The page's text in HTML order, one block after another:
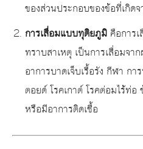
ของส่วนประกอบของข้อที่เกิด
การเสื่อมแบบทุติยภูมิ คือการ
ทราบสาเหตุ เป็นการเสื่อมจ
อาการบาดเจ็บเรื้อรัง กีฬา ก
ตอยด์ โรคเกาต์ โรคต่อมไร้ท่
หรือมีอาการติดเชื้อ